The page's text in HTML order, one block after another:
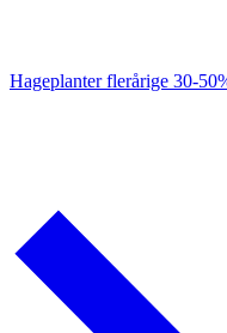
Hageplanter flerårige 30-